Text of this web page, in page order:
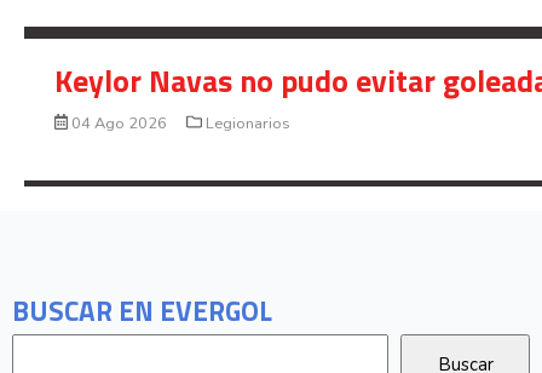
BUSCAR EN EVERGOL
Keylor Navas no pudo evitar
04 Ago 2026 Legionarios